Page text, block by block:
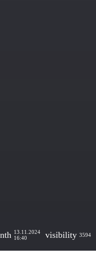
13.11.2024
16:40
visibility 3594